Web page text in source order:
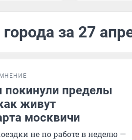
за 27
МНЕНИЕ
покинули пределы
живут
москвичи
не по работе в неделю —